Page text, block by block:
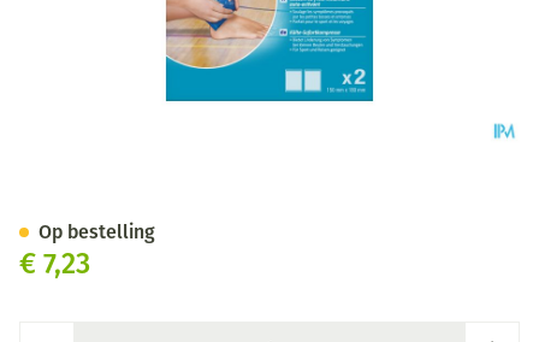
€ 7,23
Op bestelling